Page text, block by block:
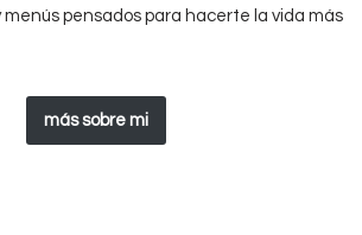
menús pensados para hacerte la vida más
más sobre mi